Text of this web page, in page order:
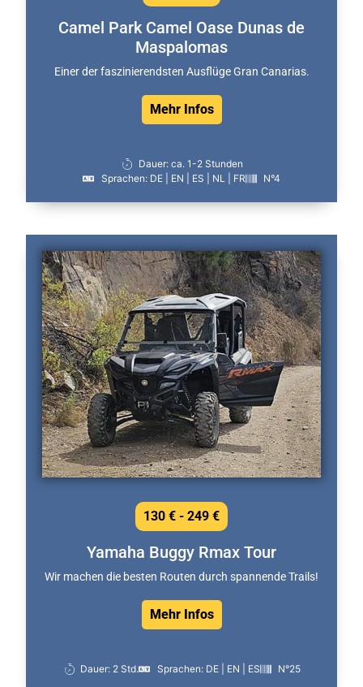
Camel Park Camel Oase Dunas de
Maspalomas
Einer der faszinierendsten Ausflüge Gran Canarias.
Mehr Infos
Dauer: ca. 1-2 Stunden
Sprachen: DE | EN | ES | NL | FR
N°4
Yamaha Buggy Rmax Tour
Wir machen die besten Routen durch spannende Trails!
Mehr Infos
130 € - 249 €
Dauer: 2 Std. Sprachen: DE | EN | ES N°25